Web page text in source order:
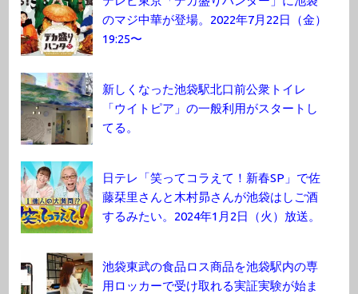
のマジ中華が登場。2022年7月22日（金）
19:25〜
新しくなった池袋駅北口前公衆トイレ
「ウイトピア」の一般利用がスタートし
てる。
日テレ「笑ってコラえて！新春SP」で佐
藤栞里さんと木村昴さんが池袋はしご酒
するみたい。2024年1月2日（火）放送。
池袋東武の食品ロス商品を池袋駅内の専
用ロッカーで受け取れる実証実験が始ま